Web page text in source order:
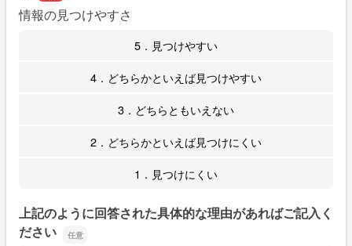
情報の見つけやすさ
5．見つけやすい
4．どちらかといえば見つけやすい
3．どちらともいえない
2．どちらかといえば見つけにくい
1．見つけにくい
上記のように回答された具体的な理由があればご記入く
ださい